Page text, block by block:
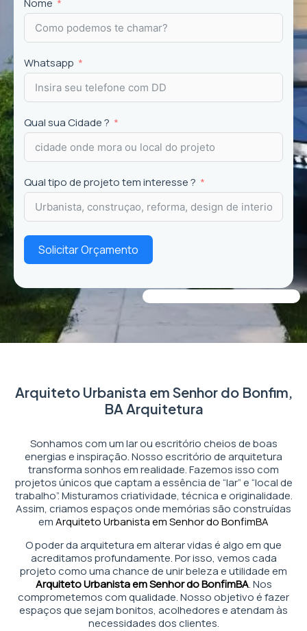
experiência dos usuários.
Nome
Whatsapp
Qual sua Cidade ?
Qual tipo de projeto tem interesse ?
Solicitar Orçamento
Arquiteto Urbanista em Senhor do Bonfim,
BA Arquitetura
Sonhamos com um lar ou escritório cheios de boas
energias e inspiração. Nosso escritório de arquitetura
transforma sonhos em realidade. Fazemos isso com
projetos únicos que captam a essência de “lar” e “local de
trabalho”. Misturamos criatividade, técnica e originalidade.
Assim, criamos espaços onde memórias são construídas
emArquiteto Urbanista em Senhor do BonfimBA
O poder da arquitetura em alterar vidas é algo em que
acreditamos profundamente. Por isso, vemos cada
projeto como uma chance de unir beleza e utilidade em
Arquiteto Urbanista em Senhor do BonfimBA. Nos
comprometemos com qualidade. Nosso objetivo é fazer
espaços que sejam bonitos, acolhedores e atendam às
necessidades dos clientes.